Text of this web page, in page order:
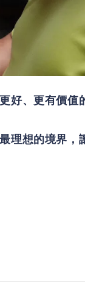
、更有價值
理想的境界，